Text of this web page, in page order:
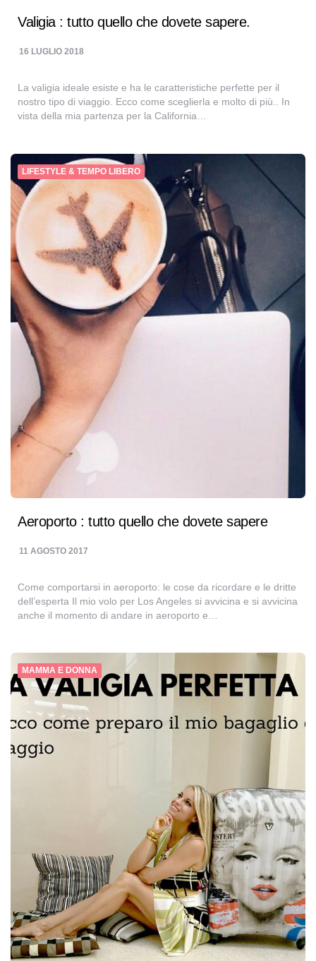
Valigia : tutto quello che dovete sapere.
16 LUGLIO 2018
La valigia ideale esiste e ha le caratteristiche perfette per il
nostro tipo di viaggio. Ecco come sceglierla e molto di più.. In
vista della mia partenza per la California…
LIFESTYLE & TEMPO LIBERO
Aeroporto : tutto quello che dovete sapere
11 AGOSTO 2017
Come comportarsi in aeroporto: le cose da ricordare e le dritte
dell’esperta Il mio volo per Los Angeles si avvicina e si avvicina
anche il momento di andare in aeroporto e…
MAMMA E DONNA